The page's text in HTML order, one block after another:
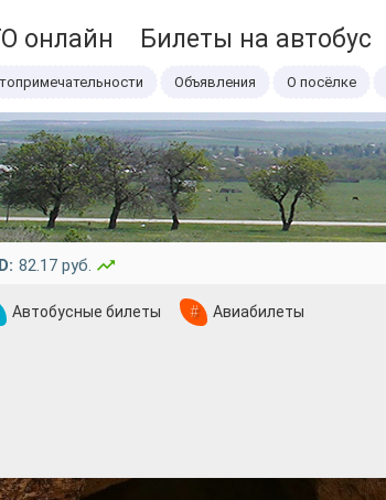
онлайн Билеты на автобус
Объявления О посёлке
82.17 руб.
Автобусные билеты # Авиабилеты